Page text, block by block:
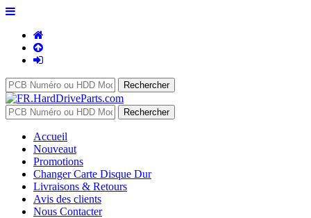
Accueil
Nouveaut
Promotions
Changer Carte Disque Dur
Livraisons & Retours
Avis des clients
Nous Contacter